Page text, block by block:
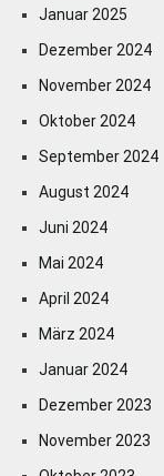
Januar 2025
Dezember 2024
November 2024
Oktober 2024
September 2024
August 2024
Juni 2024
Mai 2024
April 2024
März 2024
Januar 2024
Dezember 2023
November 2023